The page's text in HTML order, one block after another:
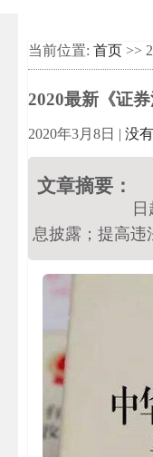
当前位置: 首页 >>
2020最新《证
2020年3月8日 | 没
文章摘要：
息披露；提高违